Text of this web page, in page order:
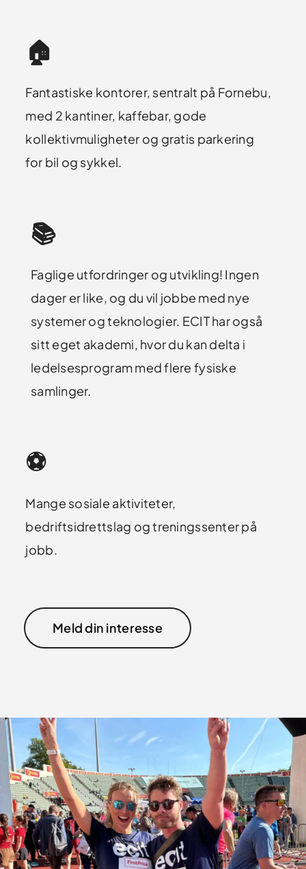
🏠
Fantastiske kontorer, sentralt på Fornebu,
med 2 kantiner, kaffebar, gode
kollektivmuligheter og gratis parkering
for bil og sykkel.
📚
Faglige utfordringer og utvikling! Ingen
dager er like, og du vil jobbe med nye
systemer og teknologier. ECIT har også
sitt eget akademi, hvor du kan delta i
ledelsesprogram med flere fysiske
samlinger.
⚽
Mange sosiale aktiviteter,
bedriftsidrettslag og treningssenter på
jobb.
Meld din interesse